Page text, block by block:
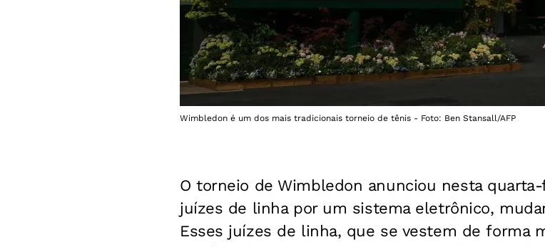
Wimbledon é um dos mais tradicionais torneio de tênis - Foto: Ben Stansall/AFP
O torneio de Wimbledon anunciou nesta
juízes de linha por um sistema eletrônico,
Esses juízes de linha, que se vestem de forma